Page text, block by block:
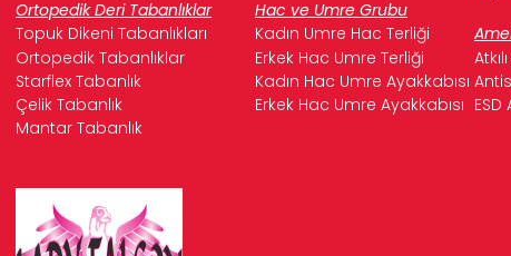
Ortopedik Deri Tabanlıklar
Hac ve Umre Grubu
Topuk Dikeni Tabanlıkları
Kadın Umre Hac Terliği
Ortopedik Tabanlıklar
Erkek Hac Umre Terliği
Starflex Tabanlık
Kadın Hac Umre Ayakkabısı
Çelik Tabanlık
Erkek Hac Umre Ayakkabısı
Mantar Tabanlık